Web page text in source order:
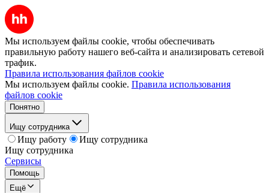
Мы используем файлы cookie, чтобы обеспечивать
правильную работу нашего веб-сайта и анализировать сетевой
трафик.
Правила использования файлов cookie
Мы используем файлы cookie. Правила использования
файлов cookie
Понятно
Ищу сотрудника
Ищу работу
Ищу сотрудника
Ищу сотрудника
Сервисы
Помощь
Ещё